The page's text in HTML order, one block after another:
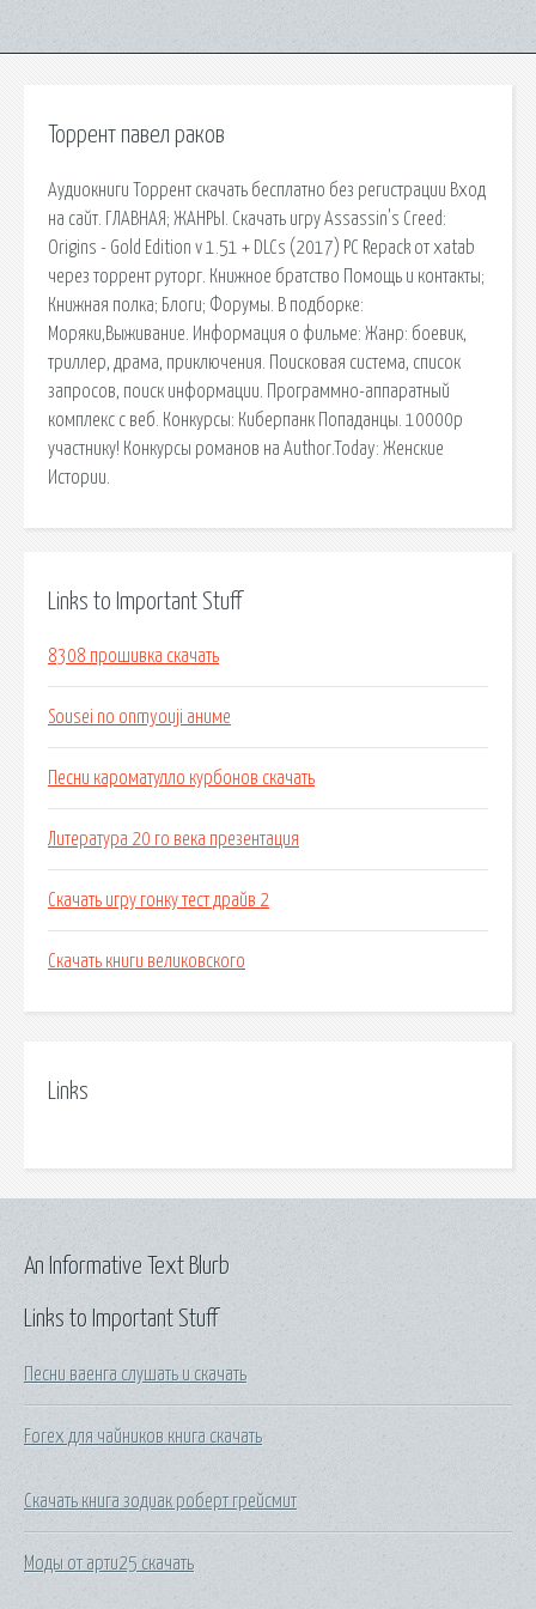
Торрент павел раков
Аудиокниги Торрент скачать бесплатно без регистрации Вход
на сайт. ГЛАВНАЯ; ЖАНРЫ. Скачать игру Assassin's Creed:
Origins - Gold Edition v 1.51 + DLCs (2017) PC Repack от xatab
через торрент руторг. Книжное братство Помощь и контакты;
Книжная полка; Блоги; Форумы. В подборке:
Моряки,Выживание. Информация о фильме: Жанр: боевик,
триллер, драма, приключения. Поисковая сиcтема, список
запросов, поиск информации. Программно-аппаратный
комплекс с веб. Конкурсы: Киберпанк Попаданцы. 10000р
участнику! Конкурсы романов на Author.Today: Женские
Истории.
Links to Important Stuff
8308 прошивка скачать
Sousei no onmyouji аниме
Песни кароматулло курбонов скачать
Литература 20 го века презентация
Скачать игру гонку тест драйв 2
Скачать книги великовского
Links
Links to Important Stuff
Песни ваенга слушать и скачать
Forex для чайников книга скачать
Скачать книга зодиак роберт грейсмит
Моды от арти25 скачать
An Informative Text Blurb